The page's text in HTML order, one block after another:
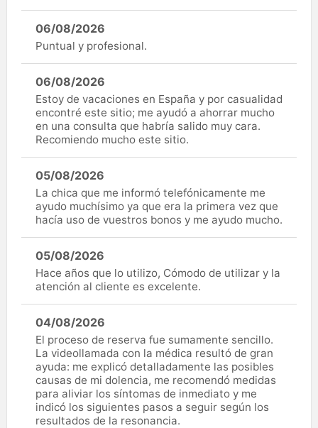
06/08/2026
Puntual y profesional.
06/08/2026
Estoy de vacaciones en España y por casualidad
encontré este sitio; me ayudó a ahorrar mucho
en una consulta que habría salido muy cara.
Recomiendo mucho este sitio.
05/08/2026
La chica que me informó telefónicamente me
ayudo muchísimo ya que era la primera vez que
hacía uso de vuestros bonos y me ayudo mucho.
05/08/2026
Hace años que lo utilizo, Cómodo de utilizar y la
atención al cliente es excelente.
04/08/2026
El proceso de reserva fue sumamente sencillo.
La videollamada con la médica resultó de gran
ayuda: me explicó detalladamente las posibles
causas de mi dolencia, me recomendó medidas
para aliviar los síntomas de inmediato y me
indicó los siguientes pasos a seguir según los
resultados de la resonancia.